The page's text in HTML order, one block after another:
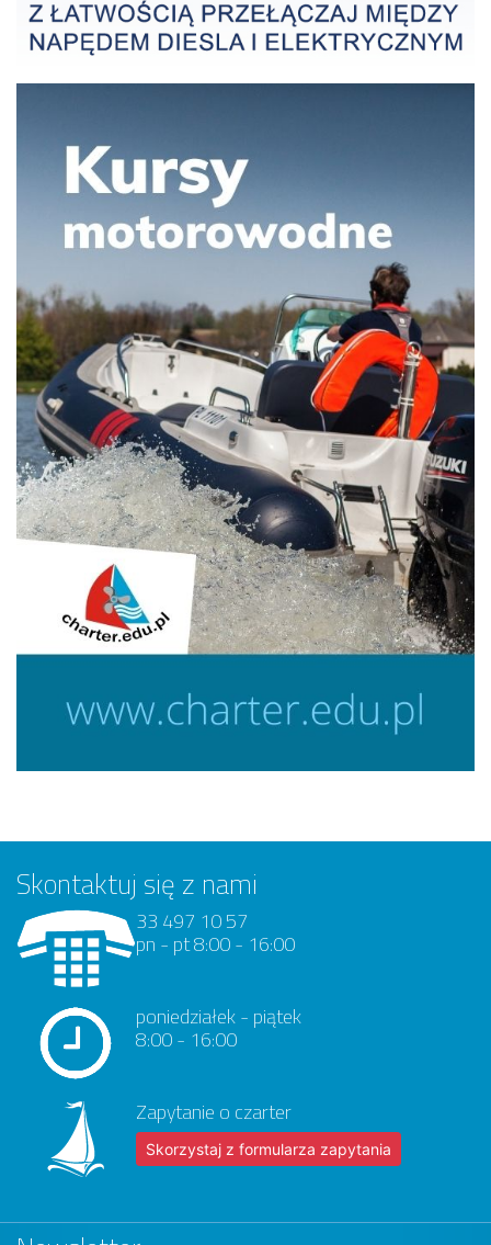
Skontaktuj się z nami
33 497 10 57
pn - pt 8:00 - 16:00
poniedziałek - piątek
8:00 - 16:00
Zapytanie o czarter
Skorzystaj z formularza zapytania